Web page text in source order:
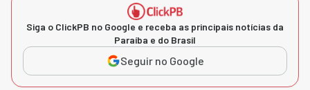
Siga o ClickPB no Google e receba as principais notícias da
Paraíba e do Brasil
Seguir no Google